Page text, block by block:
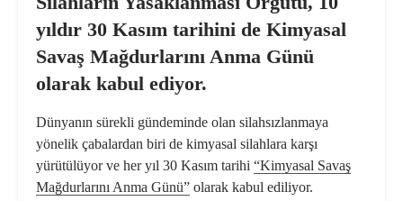
yıldır 30 Kasım tarihini de Kimyasal
Savaş Mağdurlarını Anma Günü
olarak kabul ediyor.
Dünyanın sürekli gündeminde olan silahsızlanmaya
yönelik çabalardan biri de kimyasal silahlara karşı
yürütülüyor ve her yıl 30 Kasım tarihi “Kimyasal Savaş
Mağdurlarını Anma Günü” olarak kabul ediliyor.